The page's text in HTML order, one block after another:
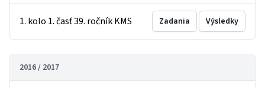
1. kolo 1. časť 39. ročník KMS Zadania Výsledky
2016 / 2017